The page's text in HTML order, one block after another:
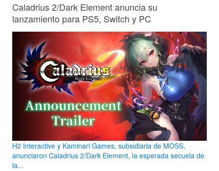
Caladrius 2/Dark Element anuncia su
lanzamiento para PS5, Switch y PC
H2 Interactive y Kaminari Games, subsidiaria de MOSS,
anunciaron Caladrius 2/Dark Element, la esperada secuela de
la...